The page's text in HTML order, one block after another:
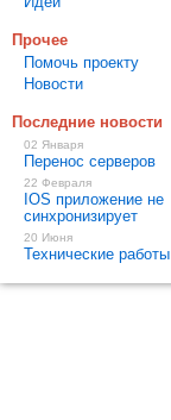
Прочее
Помочь проекту
Новости
Последние новости
02 Января
Перенос серверов
22 Февраля
IOS приложение не
синхронизирует
20 Июня
Технические работы